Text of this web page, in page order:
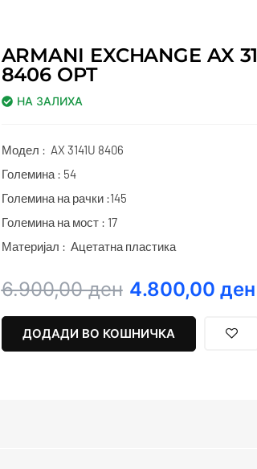
ARMANI EXCHANGE AX
8406 OPT
НА ЗАЛИХА
Модел : AX 3141U 8406
Големина : 54
Големина на рачки :145
Големина на мост : 17
Материјал : Ацетатна пластика
6.900,00ден
Original
was:
6.900,00 ден.
4.800,00 ден
Current
4.800,00 ден.
ДОДАДИ ВО КОШНИЧКА